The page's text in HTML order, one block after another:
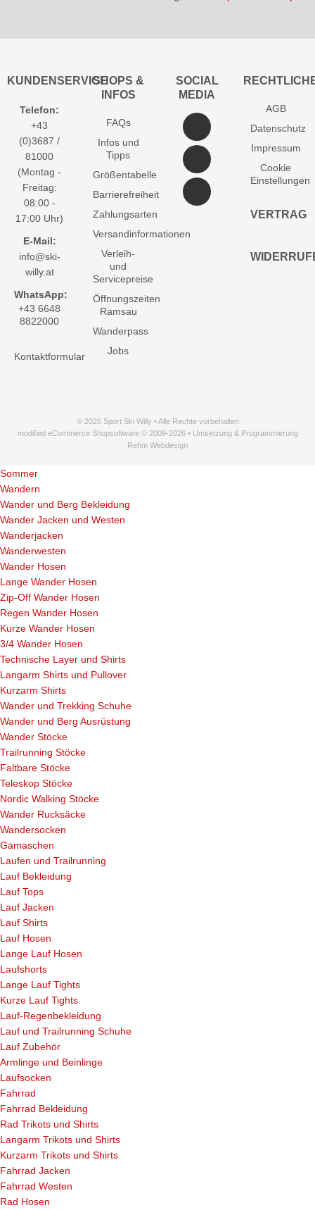
KUNDENSERVICE
Telefon:
+43
(0)3687 /
81000
(Montag -
Freitag:
08:00 -
17:00 Uhr)
E-Mail:
info@ski-
willy.at
WhatsApp:
+43 6648
8822000
Kontaktformular
SHOPS &
INFOS
FAQs
Infos und
Tipps
Größentabelle
Barrierefreiheit
Zahlungsarten
Versandinformationen
Verleih-
und
Servicepreise
Öffnungszeiten
Ramsau
Wanderpass
Jobs
SOCIAL
MEDIA
AGB
Datenschutz
Impressum
Cookie
Einstellungen
VERTRAG
© 2026 Sport Ski Willy • Alle Rechte vorbehalten
modified eCommerce Shopsoftware © 2009-2026 • Umsetzung & Programmierung
Rehm Webdesign
Sommer
Wandern
Wander und Berg Bekleidung
Wander Jacken und Westen
Wanderjacken
Wanderwesten
Wander Hosen
Lange Wander Hosen
Zip-Off Wander Hosen
Regen Wander Hosen
Kurze Wander Hosen
3/4 Wander Hosen
Technische Layer und Shirts
Langarm Shirts und Pullover
Kurzarm Shirts
Wander und Trekking Schuhe
Wander und Berg Ausrüstung
Wander Stöcke
Trailrunning Stöcke
Faltbare Stöcke
Teleskop Stöcke
Nordic Walking Stöcke
Wander Rucksäcke
Wandersocken
Gamaschen
Laufen und Trailrunning
Lauf Bekleidung
Lauf Tops
Lauf Jacken
Lauf Shirts
Lauf Hosen
Lange Lauf Hosen
Laufshorts
Lange Lauf Tights
Kurze Lauf Tights
Lauf-Regenbekleidung
Lauf und Trailrunning Schuhe
Lauf Zubehör
Armlinge und Beinlinge
Laufsocken
Fahrrad
Fahrrad Bekleidung
Rad Trikots und Shirts
Langarm Trikots und Shirts
Kurzarm Trikots und Shirts
Fahrrad Jacken
Fahrrad Westen
Rad Hosen